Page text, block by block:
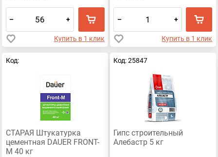
– +
Купить в 1 клик
– +
Купить в 1 клик
Код:
СТАРАЯ Штукатурка
цементная DAUER FRONT-
M 40 кг
Код: 25847
Гипс строительный
Алебастр 5 кг